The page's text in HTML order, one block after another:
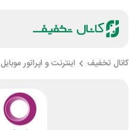
کانال تخفیف اینترنت و اپراتور موبایل